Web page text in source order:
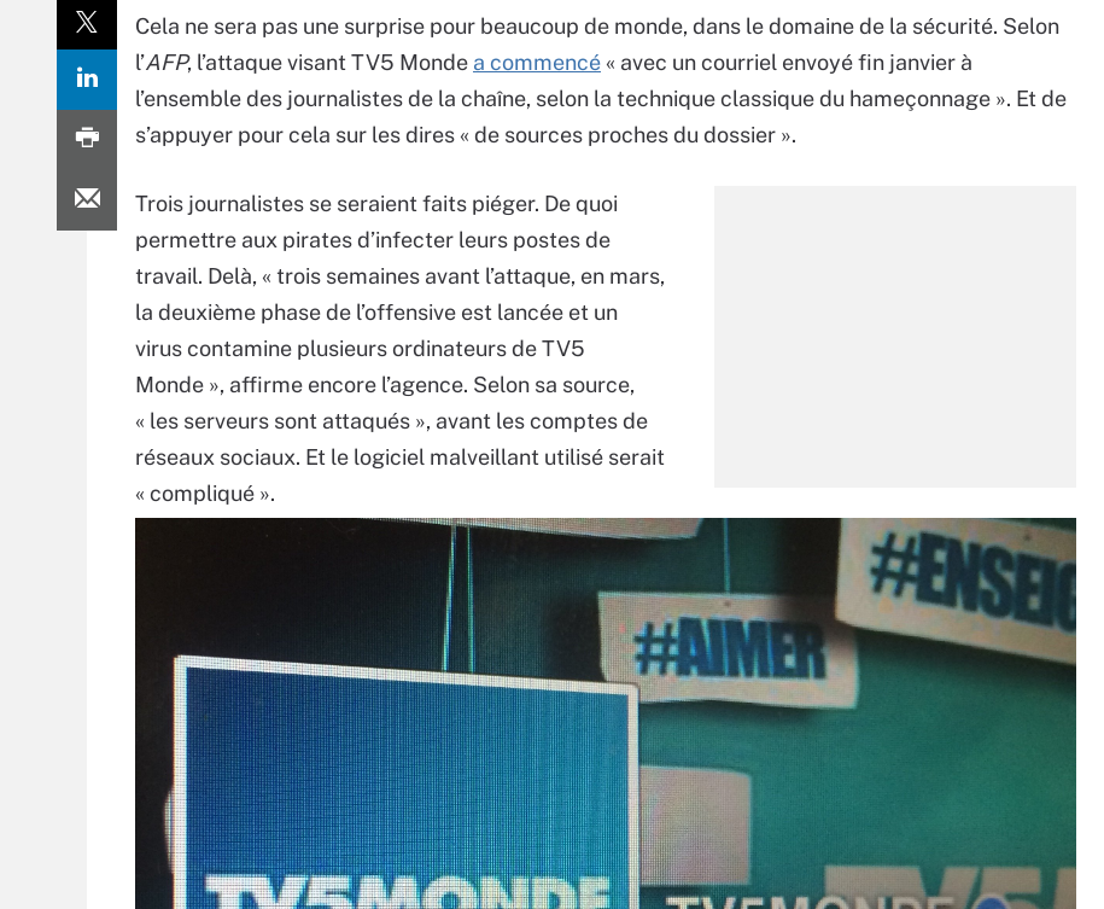
Cela ne sera pas une surprise pour beaucoup de monde, dans le domaine de la sécurité. Selon
l’AFP, l’attaque visant TV5 Monde a commencé « avec un courriel envoyé fin janvier à
l’ensemble des journalistes de la chaîne, selon la technique classique du hameçonnage ». Et de
s’appuyer pour cela sur les dires « de sources proches du dossier ».
Trois journalistes se seraient faits piéger. De quoi
permettre aux pirates d’infecter leurs postes de
travail. Delà, « trois semaines avant l’attaque, en mars,
la deuxième phase de l’offensive est lancée et un
virus contamine plusieurs ordinateurs de TV5
Monde », affirme encore l’agence. Selon sa source,
« les serveurs sont attaqués », avant les comptes de
réseaux sociaux. Et le logiciel malveillant utilisé serait
« compliqué ».